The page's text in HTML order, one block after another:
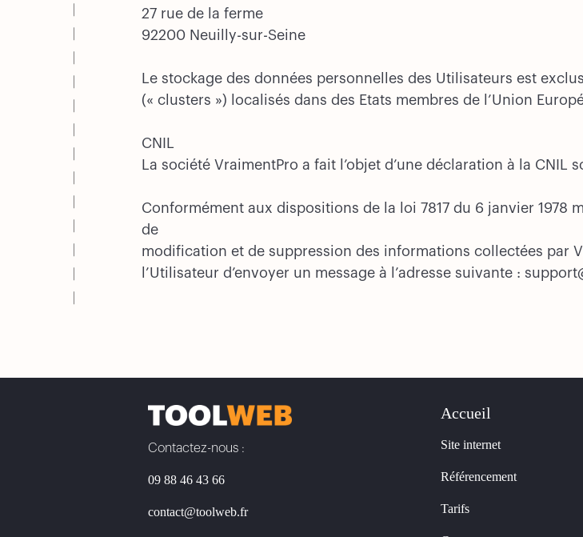
27 rue de la ferme
92200 Neuilly-sur-Seine
Le stockage des données personnelles des Utilisateurs est
(« clusters ») localisés dans des Etats membres de l’Union
CNIL
La société VraimentPro a fait l’objet d’une déclaration à la CNIL
Conformément aux dispositions de la loi 7817 du 6 janvier 1978
de
modification et de suppression des informations collectées par
l’Utilisateur d’envoyer un message à l’adresse suivante :
Contactez-nous :
09 88 46 43 66
contact@toolweb.fr
Accueil
Site internet
Référencement
Tarifs